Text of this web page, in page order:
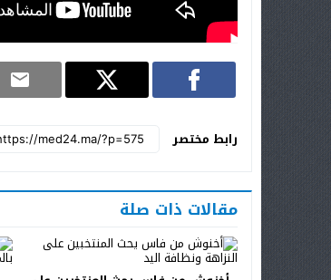
رابط مختصر
مقالات ذات صلة